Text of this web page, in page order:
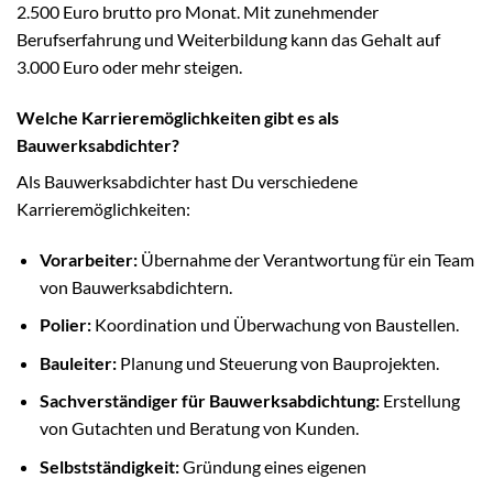
2.500 Euro brutto pro Monat. Mit zunehmender
Berufserfahrung und Weiterbildung kann das Gehalt auf
3.000 Euro oder mehr steigen.
Welche Karrieremöglichkeiten gibt es als
Bauwerksabdichter?
Als Bauwerksabdichter hast Du verschiedene
Karrieremöglichkeiten:
Vorarbeiter:Übernahme der Verantwortung für ein Team
von Bauwerksabdichtern.
Polier:Koordination und Überwachung von Baustellen.
Bauleiter:Planung und Steuerung von Bauprojekten.
Sachverständiger für Bauwerksabdichtung:Erstellung
von Gutachten und Beratung von Kunden.
Selbstständigkeit:Gründung eines eigenen